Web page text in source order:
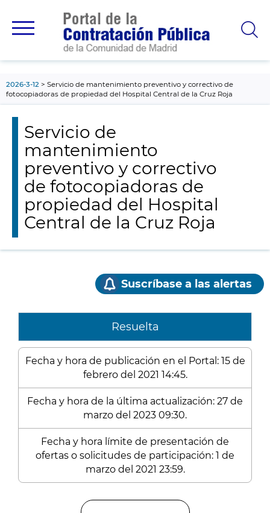
principal
2026-3-12
Servicio de mantenimiento preventivo y correctivo de
fotocopiadoras de propiedad del Hospital Central de la Cruz Roja
Servicio de
mantenimiento
preventivo y correctivo
de fotocopiadoras de
propiedad del Hospital
Central de la Cruz Roja
Suscríbase a las alertas
Resuelta
Fecha y hora de publicación en el Portal: 15 de
febrero del 2021 14:45.
Fecha y hora de la última actualización: 27 de
marzo del 2023 09:30.
Fecha y hora límite de presentación de
ofertas o solicitudes de participación: 1 de
marzo del 2021 23:59.